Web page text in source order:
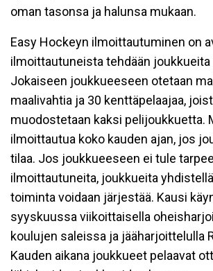
oman tasonsa ja halunsa mukaan.
Easy Hockeyn ilmoittautuminen on
ilmoittautuneista tehdään
Jokaiseen joukkueeseen otetaan
maalivahtia ja 30 kenttäpelaajaa,
muodostetaan kaksi pelijoukkuetta.
ilmoittautua koko kauden ajan, jos
tilaa. Jos joukkueeseen ei tule
ilmoittautuneita, joukkueita
toiminta voidaan järjestää. Kausi
syyskuussa viikoittaisella
koulujen saleissa ja jääharjoittelulla
Kauden aikana joukkueet pelaavat